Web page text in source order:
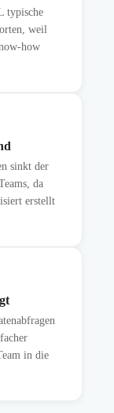
typische
weil
how
sinkt der
da
erstellt
in die